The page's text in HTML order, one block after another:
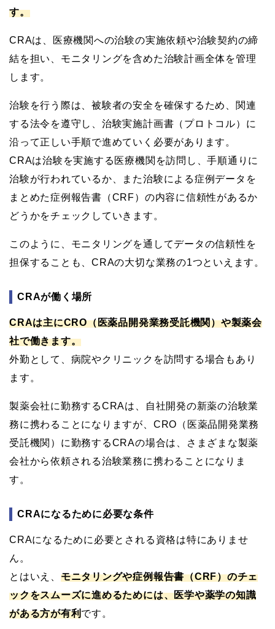
す。
CRAは、医療機関への治験の実施依頼や治験契約の締
結を担い、モニタリングを含めた治験計画全体を管理
します。
治験を行う際は、被験者の安全を確保するため、関連
する法令を遵守し、治験実施計画書（プロトコル）に
沿って正しい手順で進めていく必要があります。
CRAは治験を実施する医療機関を訪問し、手順通りに
治験が行われているか、また治験による症例データを
まとめた症例報告書（CRF）の内容に信頼性があるか
どうかをチェックしていきます。
このように、モニタリングを通してデータの信頼性を
担保することも、CRAの大切な業務の1つといえます。
CRAが働く場所
CRAは主にCRO（医薬品開発業務受託機関）や製薬会
社で働きます。
外勤として、病院やクリニックを訪問する場合もあり
ます。
製薬会社に勤務するCRAは、自社開発の新薬の治験業
務に携わることになりますが、CRO（医薬品開発業務
受託機関）に勤務するCRAの場合は、さまざまな製薬
会社から依頼される治験業務に携わることになりま
す。
CRAになるために必要な条件
CRAになるために必要とされる資格は特にありませ
ん。
とはいえ、 モニタリングや症例報告書（CRF）のチェ
ックをスムーズに進めるためには、医学や薬学の知識
がある方が有利です。